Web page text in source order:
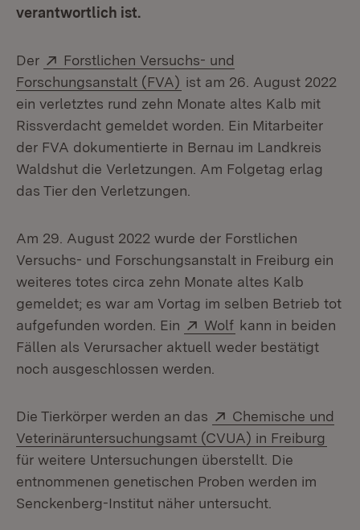
verantwortlich ist.
Der Extern:
Forstlichen Versuchs- und
Forschungsanstalt (FVA) (Öffnet in neuem Fenster)
ist am 26. August 2022
ein verletztes rund zehn Monate altes Kalb mit
Rissverdacht gemeldet worden. Ein Mitarbeiter
der FVA dokumentierte in Bernau im Landkreis
Waldshut die Verletzungen. Am Folgetag erlag
das Tier den Verletzungen.
Am 29. August 2022 wurde der Forstlichen
Versuchs- und Forschungsanstalt in Freiburg ein
weiteres totes circa zehn Monate altes Kalb
gemeldet; es war am Vortag im selben Betrieb tot
aufgefunden worden. Ein
Extern:
Wolf (Öffnet in neuem
kann in beiden
Fällen als Verursacher aktuell weder bestätigt
noch ausge­schlossen werden.
Die Tierkörper werden an das Extern:
Chemische und
Veterinäruntersuchungsamt (CVUA) in Freiburg
für weitere Untersuchungen überstellt. Die
entnommenen genetischen Proben werden im
Senckenberg-Institut näher untersucht.